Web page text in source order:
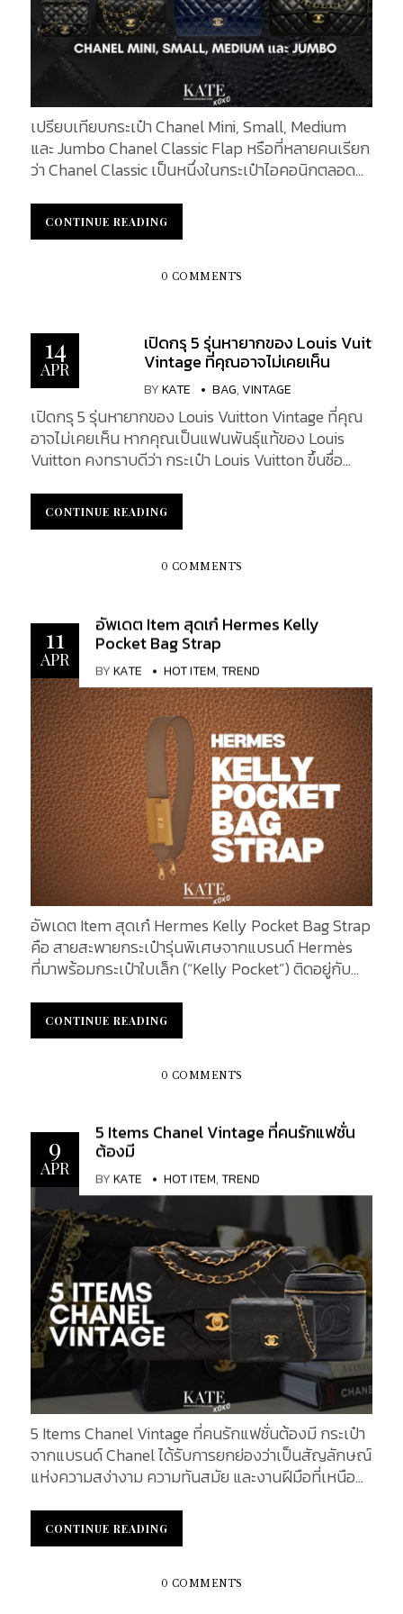
ทำให้นาฬิกาแต่ละเรือน มีเอกลักษณ์เฉพาะตัว เปรียบ
เสมือนได้ครอบครองประวัติศาสตร์ทางอวกาศนี้เพียง
คนเดียว มีช่องแสดงดิถีของดวงจันทร์ที่ตำแหน่ง...
แรงบันดาลใจในการออกแบบจากทั้งมรดกงานดีไซน์
ของ Chanel และความต้องการใช้งานที่ทันสมัย ตัวเลข
“25” สื่อถึงปีเปิดตัว 2025 ต่อจากรุ่นก่อนหน้าอย่าง
Chanel 19 และ Chanel 22 ที่ตั้งชื่อตามปีเปิดตัวของ
เป็นทรง Hobo แบบโมเดิร์น มีทรงคล้ายสี่เหลี่ยม
คางหมูที่ดูผ่อนคลาย (slouchy) ได้รับอิทธิพลจาก
กระเป๋ารุ่น Chanel 22 แต่เพิ่มความเป็นโครงทรง
ชัดเจนขึ้น ผสมผสานความคลาสสิกและความร่วมสมัย
เข้าไว้ด้วยกันอย่างลงตัว รายละเอียดการออกแบบยังคง
เอกลักษณ์ของแบรนด์ เช่น ลวดลายหนังควิลต์
(quilted leather), อักษรโลโก้ไขว้ CC...
เปรียบเทียบกระเป๋า Chanel Mini, Small, Medium
และ Jumbo Chanel Classic Flap หรือที่หลายคนเรียก
ว่า Chanel Classic เป็นหนึ่งในกระเป๋าไอคอนิกตลอด
สมัย จุดเด่นของกระเป๋ารุ่นนี้คือดีไซน์เหนือกาลเวลา
หรูหรา สง่างาม และสามารถใช้ได้ทั้งกลางวันและกลาง
ขนาดเพื่อตอบโจทย์ทุกไลฟ์สไตล์ แต่เมื่อพูดถึง Mini,
เปรียบเทียบแต่ละไซซ์อย่างละเอียด ทั้งด้านการใช้งาน
ขนาดจริง ความจุ ราคาประมาณการ และไลฟ์สไตล์ที่
เหมาะสม เพื่อให้คุณเลือกได้อย่างมั่นใจที่สุด เปรียบ
เทียบ Chanel Classic Flap ไซส์ Mini, Small, Medium
และ Jumbo Chanel Classic Flap ถือเป็นไอเท็มระดับ
ตำนานที่มีความคลาสสิกเหนือกาลเวลา ด้วยดีไซน์ฝาปิด
(flap) ติดตัวล็อก CC อันเป็นเอกลักษณ์และสายโซ่สลับ
หนังสุดหรู กระเป๋ารุ่นนี้มีหลากหลายขนาดเพื่อตอบ
โจทย์ความต้องการและไลฟ์สไตล์ที่แตกต่างกันของผู้ใช้
ในบทความนี้ เราจะมารีวิวเปรียบเทียบขนาด Mini,
Small, Medium และ Jumbo อย่างละเอียด โดยเน้นใน
ทั้งมือหนึ่งและมือสอง รวมถึงมูลค่าการลงทุนของแต่ละ
ขนาด เพื่อช่วยให้คุณตัดสินใจเลือกไซส์ที่เหมาะกับตัว
เองได้ง่ายขึ้น ขนาด Mini ขนาดและความจุ : กระเป๋าไซส์
Mini เป็นขนาดเล็กสุดของตระกูล Classic Flap โดยมี
สองทรงคือ Mini Square...
CONTINUE READING
CONTINUE READING
0 COMMENTS
14
APR
เปิดกรุ 5 รุ่นหายากของ Louis Vuitton
Vintage ที่คุณอาจไม่เคยเห็น
BYKATE BAG,VINTAGE
เปิดกรุ 5 รุ่นหายากของ Louis Vuitton Vintage ที่คุณ
อาจไม่เคยเห็น หากคุณเป็นแฟนพันธุ์แท้ของ Louis
Vuitton คงทราบดีว่า กระเป๋า Louis Vuitton ขึ้นชื่อ
อมตะ การร่วมมือกับศิลปินและเหล่าคนดัง เพื่อ
สร้างสรรค์สินค้าลิมิเต็ด ที่สร้างเสียงตอบรับเป็นกระ
คลาสสิกของแบรนด์ดังที่มีชื่อเสียงมายาวนาน แต่ยัง
สะสมที่แฟชั่นนิสต้าทั่วโลกต่างตามหา ในบทความนี้ เรา
จะพาคุณไปเปิดกรุ 5 รุ่น Louis Vuitton Vintage ที่คุณ
อาจจะไม่เคยเห็นมาก่อนและเป็นของหายากที่หลายคน
ต้องการ รวมถึงทำไมกระเป๋ารุ่นเหล่านี้ถึงเป็นที่นิยมและ
มีมูลค่าทางแฟชั่นที่สูง เรามาดูกันว่ากระเป๋าเหล่านี้มี
อะไรที่ทำให้มันพิเศษและคู่ควรกับการเป็นส่วนหนึ่งของ
คอลเล็กชันของคุณ Brief History of Louis Vuitton
ก่อนอื่น เรามาทำความรู้จักกับแบรนด์ Louis Vuitton
กันก่อน Louis Vuitton เป็นหนึ่งในแบรนด์หรูที่มีชื่อ
เสียงที่สุดในโลก โดยมีประวัติศาสตร์ที่หยั่งรากลึกใน
ด้านงานฝีมือและนวัตกรรม ก่อตั้งขึ้นในปี ค.ศ. 1854
โดย Louis Vuitton ในฐานะผู้ผลิตหีบเดินทางคุณภาพ
สูง แบรนด์นี้ได้รับชื่อเสียงในด้านความเป็นเลิศอย่าง
Monogram อันเป็นสัญลักษณ์ ซึ่งทำให้แบรนด์นี้มั่นคง
ในตลาดสินค้าหรูหรา ตลอดหลายปีที่ผ่านมา Louis
Vuitton ได้ขยายธุรกิจไปนอกเหนือจากสินค้าสำหรับ
การเดินทาง ไปสู่กระเป๋าถือ แฟชั่นสำเร็จรูป และเครื่อง
ประดับ แบรนด์นี้ยังได้นำเอาความร่วมมือทางศิลปะมาใช้
ส่งผลให้กระเป๋ารุ่นลิมิเต็ดเอดิชั่นเป็นที่ต้องการมาก
ที่สุดในโลกแฟชั่น กระเป๋าถือรุ่นลิมิเต็ดเอดิชั่นรุ่นแรก
ของ Louis Vuitton เปิดตัวในปี 1996 เพื่อเฉลิมฉลอง
ครบรอบ 100 ปีของแบรนด์ ซึ่งรู้จักกันในชื่อ
สิกจับคู่กับหนังวัว ในปีถัดมา Louis Vuitton...
CONTINUE READING
CONTINUE READING
0 COMMENTS
11
APR
อัพเดต Item สุดเก๋ Hermes Kelly
Pocket Bag Strap
BYKATE HOT ITEM, TREND
อัพเดต Item สุดเก๋ Hermes Kelly Pocket Bag Strap
คือ สายสะพายกระเป๋ารุ่นพิเศษจากแบรนด์ Hermès
ที่มาพร้อมกระเป๋าใบเล็ก (“Kelly Pocket”) ติดอยู่กับ
เราจะมาดูข้อมูลอย่างละเอียดเกี่ยวกับสายรุ่นนี้ ทั้งปีที่
เปิดตัว วัสดุ สี ขนาด ราคา ฟังก์ชันการใช้งาน ช่องเก็บ
อย่างมาก KATEXOXO จะนำทุกคนไปทำความรู้จักสาย
mm เปิดตัวครั้งแรกประมาณปี 2020 ซึ่งเป็นช่วงที่
Hermès เริ่มวางจำหน่ายสายรุ่นนี้อย่างเป็นทางการ​
โดยสินค้าที่ผลิตในปี 2020 จะมีตราประทับปีเป็นตัว
อักษร “Y” (ตามระบบการระบุปีของ Hermès) ซึ่งบ่งชี้ว่า
สายรุ่นนี้ถูกผลิตและออกสู่ตลาดครั้งแรกในช่วงปีนั้น
นับแต่นั้นมา Kelly Pocket Strap ก็ได้กลายเป็นหนึ่งใน
แอคเซสซอรีที่ได้รับความสนใจอย่างมากจากสาวก
Hermès วัสดุและการออกแบบ สายรุ่นนี้ผลิตจากหนัง
ลูกวัวแท้สองชนิดคือ Swift และ Epsom ซึ่งเป็น
เอกลักษณ์สำคัญของดีไซน์สาย สายรุ่นนี้ผลิตจากหนัง
ลูกวัวแท้สองชนิดคือ Swift และ Epsom ซึ่งเป็น
เอกลักษณ์สำคัญของดีไซน์ สาย​หนัง Swift เป็นหนัง
ลูกวัวเนื้อนุ่ม ผิวเกือบเรียบ มีความเงาละเอียดอ่อน ให้
สัมผัสที่นุ่มมือและยืดหยุ่น (หนัง Swift เปิดตัวครั้งแรก
ปี 2004) ส่วนหนัง Epsom เป็นหนังลูกวัวที่ผ่านการ
ปั๊มลายเกรนละเอียด ทำให้ผิวหนังมีความแข็งอยู่ตัวและ
ทนทานต่อรอยขีดข่วนได้ดี วัสดุทั้งสองถูกนำมา
ประกอบกันอย่างลงตัว...
CONTINUE READING
CONTINUE READING
0 COMMENTS
9
APR
5 Items Chanel Vintage ที่คนรักแฟชั่น
ต้องมี
BYKATE HOT ITEM, TREND
5 Items Chanel Vintage ที่คนรักแฟชั่นต้องมี กระเป๋า
จากแบรนด์ Chanel ได้รับการยกย่องว่าเป็นสัญลักษณ์
แห่งความสง่างาม ความทันสมัย ​​และงานฝีมือที่เหนือ
ใหม่ๆ จะยังคงดึงดูดความสนใจของผู้ที่รักแฟชั่นทั่วโลก
แต่กระเป๋า Chanel แบบวินเทจก็ยังคงมีเสน่ห์ดึงดูดใจ
เหล่านี้ไม่เพียงแต่ช่วยให้มองเห็นประวัติศาสตร์อัน
CONTINUE READING
CONTINUE READING
0 COMMENTS